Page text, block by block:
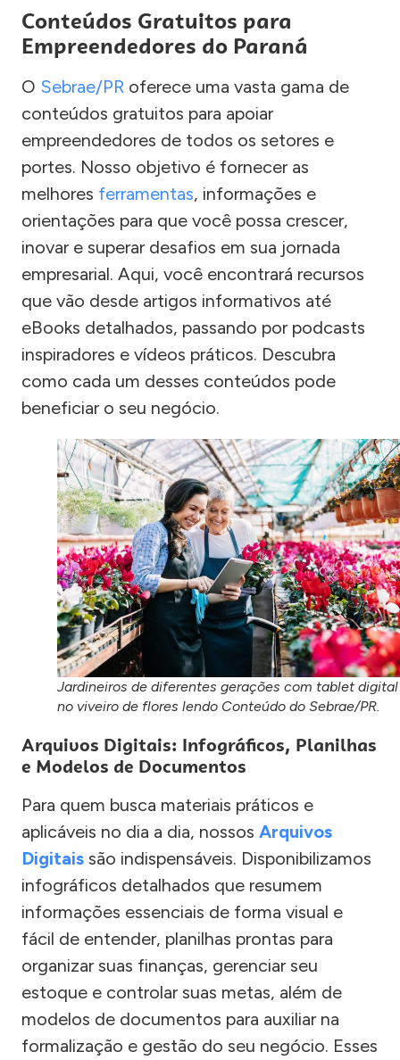
Conteúdos Gratuitos para
Empreendedores do Paraná
O Sebrae/PR oferece uma vasta gama de
conteúdos gratuitos para apoiar
empreendedores de todos os setores e
portes. Nosso objetivo é fornecer as
melhores ferramentas, informações e
orientações para que você possa crescer,
inovar e superar desafios em sua jornada
empresarial. Aqui, você encontrará recursos
que vão desde artigos informativos até
eBooks detalhados, passando por podcasts
inspiradores e vídeos práticos. Descubra
como cada um desses conteúdos pode
beneficiar o seu negócio.
Jardineiros de diferentes gerações com tablet digital
no viveiro de flores lendo Conteúdo do Sebrae/PR.
Arquivos Digitais: Infográficos, Planilhas
e Modelos de Documentos
Para quem busca materiais práticos e
aplicáveis no dia a dia, nossos Arquivos
Digitais são indispensáveis. Disponibilizamos
infográficos detalhados que resumem
informações essenciais de forma visual e
fácil de entender, planilhas prontas para
organizar suas finanças, gerenciar seu
estoque e controlar suas metas, além de
modelos de documentos para auxiliar na
formalização e gestão do seu negócio. Esses